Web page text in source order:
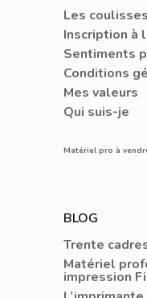
Les
Inscription à
Sentiments
Conditions
Mes valeurs
Qui suis-je
Matériel pro à
BLOG
Trente
Matériel
impression